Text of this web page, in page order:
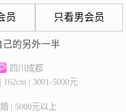
员 只看男会员
己的另外一半
四川成都
| 3001-5000元
| 5000元以上